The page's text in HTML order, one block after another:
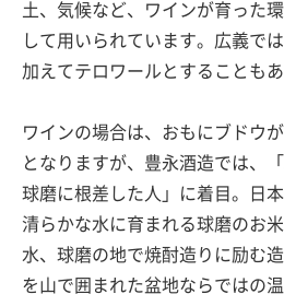
土、気候など、ワインが育った
して用いられています。広義で
加えてテロワールとすることもあ
ワインの場合は、おもにブドウ
となりますが、豊永酒造では、
球磨に根差した人」に着目。日
清らかな水に育まれる球磨のお
水、球磨の地で焼酎造りに励む
を山で囲まれた盆地ならではの